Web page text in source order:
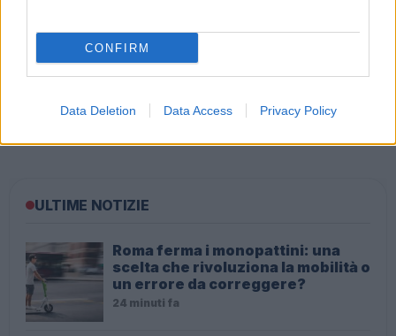
CONFIRM
Data Deletion Data Access Privacy Policy
Vendita As Roma, il prezzo è di 63 milioni e il resto
ULTIME NOTIZIE
Roma ferma i monopattini: una
scelta che rivoluziona la mobilità o
un errore da correggere?
24 minuti fa